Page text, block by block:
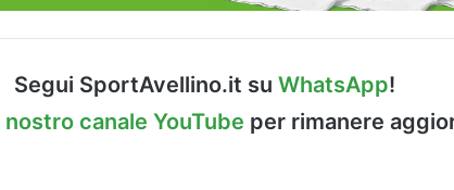
Segui SportAvellino.it su WhatsApp!
nostro canale YouTube per rimanere